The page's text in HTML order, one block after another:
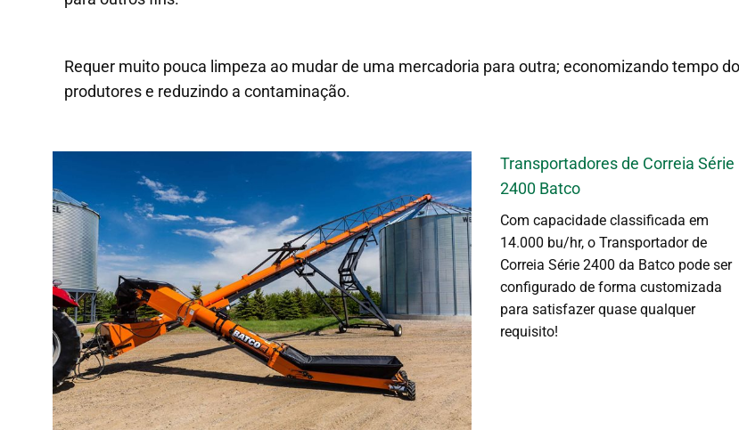
Requer muito pouca limpeza ao mudar de uma mercadoria para outra; economizando tempo
produtores e reduzindo a contaminação.
Transportadores de Correia Série
2400 Batco
Com capacidade classificada em
14.000 bu/hr, o Transportador de
Correia Série 2400 da Batco pode ser
configurado de forma customizada
para satisfazer quase qualquer
requisito!